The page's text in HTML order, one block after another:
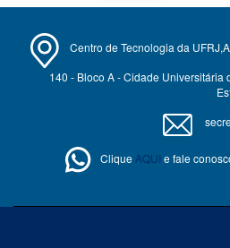
Centro de Tecnologia da
140 - Bloco A - Cidade Universitária
Clique AQUI e fale